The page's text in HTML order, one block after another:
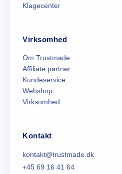
Klagecenter
Virksomhed
Om Trustmade
Affiliate partner
Kundeservice
Webshop
Virksomhed
Kontakt
kontakt@trustmade.dk
+45 69 16 41 64